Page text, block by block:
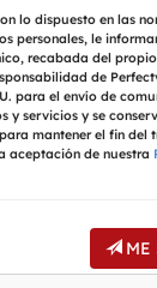
lo dispuesto en las
personales, le
recabada del
de
para el envío de
y servicios y se
mantener el fin del
aceptación de nuestra
ME